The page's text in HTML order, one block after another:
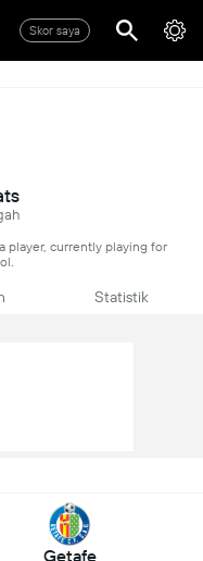
Skor saya
player, currently playing for
Statistik
Getafe